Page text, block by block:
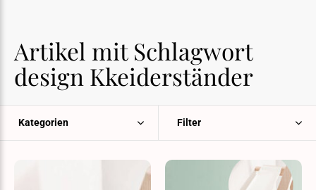
Artikel mit Schlagwort
design Kkeiderständer
Kategorien Filter